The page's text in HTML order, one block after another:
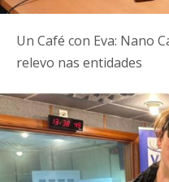
Un Café con Eva: Nano
relevo nas entidades